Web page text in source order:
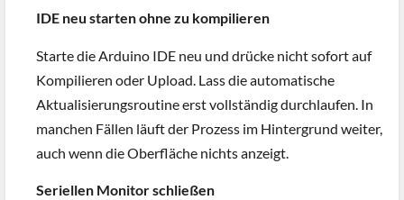
IDE neu starten ohne zu kompilieren
Starte die Arduino IDE neu und drücke nicht sofort auf
Kompilieren oder Upload. Lass die automatische
Aktualisierungsroutine erst vollständig durchlaufen. In
manchen Fällen läuft der Prozess im Hintergrund weiter,
auch wenn die Oberfläche nichts anzeigt.
Seriellen Monitor schließen